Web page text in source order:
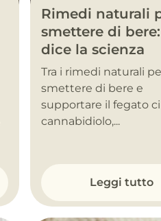
Rimedi naturali
smettere di
dice la scienza
Tra i rimedi naturali
smettere di bere e
supportare il fegato
cannabidiolo,...
Leggi tutto